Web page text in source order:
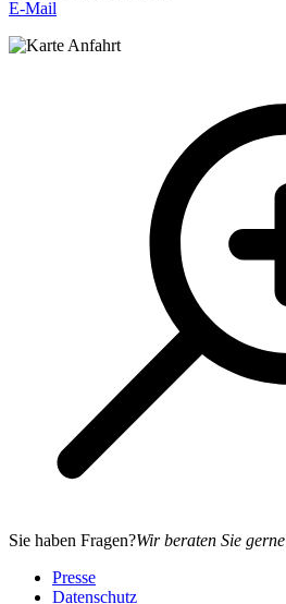
E-Mail
Sie haben Fragen?Wir beraten Sie gerne
Presse
Datenschutz